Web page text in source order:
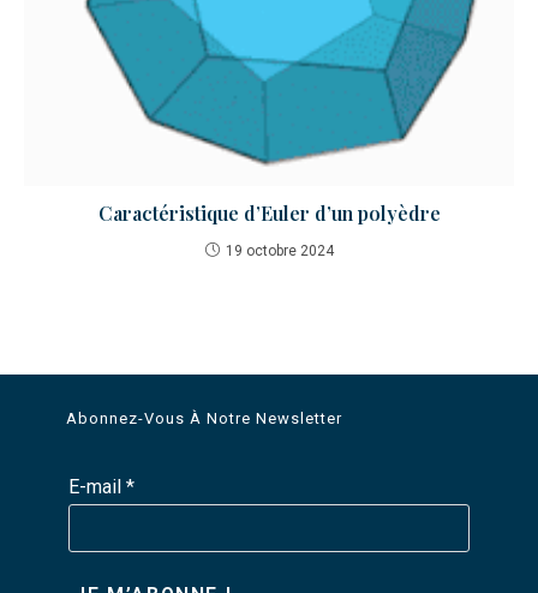
Caractéristique d’Euler d’un polyèdre
19 octobre 2024
Abonnez-Vous À Notre Newsletter
E-mail*